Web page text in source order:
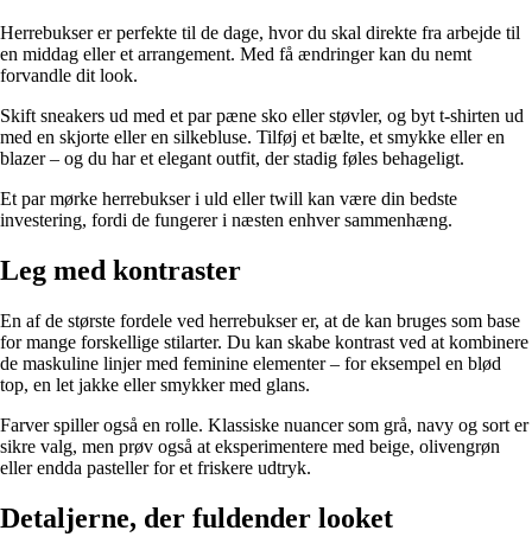
Herrebukser er perfekte til de dage, hvor du skal direkte fra arbejde til
en middag eller et arrangement. Med få ændringer kan du nemt
forvandle dit look.
Skift sneakers ud med et par pæne sko eller støvler, og byt t-shirten ud
med en skjorte eller en silkebluse. Tilføj et bælte, et smykke eller en
blazer – og du har et elegant outfit, der stadig føles behageligt.
Et par mørke herrebukser i uld eller twill kan være din bedste
investering, fordi de fungerer i næsten enhver sammenhæng.
Leg med kontraster
En af de største fordele ved herrebukser er, at de kan bruges som base
for mange forskellige stilarter. Du kan skabe kontrast ved at kombinere
de maskuline linjer med feminine elementer – for eksempel en blød
top, en let jakke eller smykker med glans.
Farver spiller også en rolle. Klassiske nuancer som grå, navy og sort er
sikre valg, men prøv også at eksperimentere med beige, olivengrøn
eller endda pasteller for et friskere udtryk.
Detaljerne, der fuldender looket